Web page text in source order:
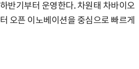
반기부터 운영한다. 차원태 차바이오
오픈 이노베이션을 중심으로 빠르게